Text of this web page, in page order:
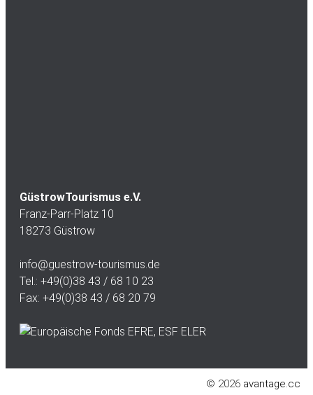
GüstrowTourismus e.V.
Franz-Parr-Platz 10
18273 Güstrow
info@guestrow-tourismus.de
Tel.: +49(0)38 43 / 68 10 23
Fax: +49(0)38 43 / 68 20 79
© 2026 avantage.cc